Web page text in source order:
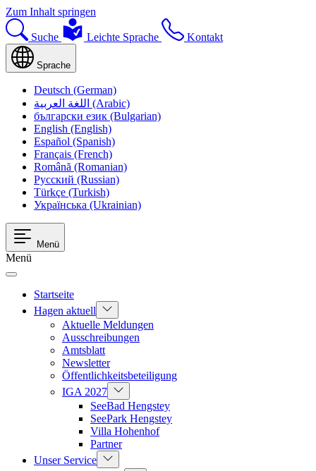
Zum Inhalt springen
Suche Leichte Sprache Kontakt
Sprache
Deutsch (German)
اللغة العربية (Arabic)
български език (Bulgarian)
English (English)
Español (Spanish)
Français (French)
Română (Romanian)
Русский (Russian)
Türkçe (Turkish)
Українська (Ukrainian)
Menü
Menü
Startseite
Hagen aktuell
Aktuelle Meldungen
Ausschreibungen
Amtsblatt
Newsletter
Öffentlichkeitsbeteiligung
IGA 2027
SeeBad Hengstey
SeePark Hengstey
Villa Hohenhof
Partner
Unser Service